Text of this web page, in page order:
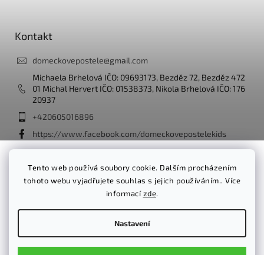
Tento web používá soubory cookie. Dalším procházením
tohoto webu vyjadřujete souhlas s jejich používáním.. Více
informacízde.
Nastavení
Kontakt
domeckovepostele@gmail.com
Michaela Brhelová IČO: 09693173, Bezděz 72, Bezděz 472
01 Michal Hervert IČO: 01538373, Nikola Brhelová IČO: 176
20937
+420605016896
https://www.facebook.com/domeckovepostelekids
domeckove_postele_kids/
Facebook
Vytvořil Shoptet